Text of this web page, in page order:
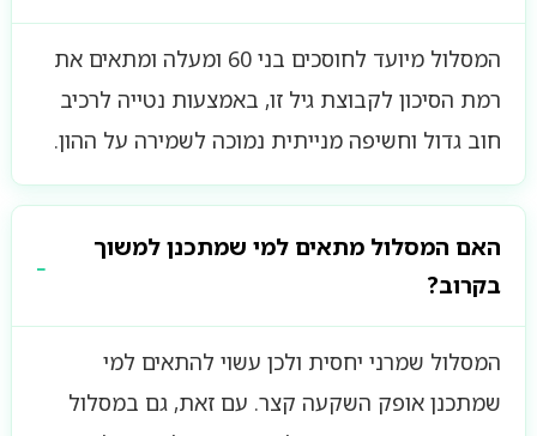
המסלול מיועד לחוסכים בני 60 ומעלה ומתאים את
רמת הסיכון לקבוצת גיל זו, באמצעות נטייה לרכיב
חוב גדול וחשיפה מנייתית נמוכה לשמירה על ההון.
האם המסלול מתאים למי שמתכנן למשוך
בקרוב?
המסלול שמרני יחסית ולכן עשוי להתאים למי
שמתכנן אופק השקעה קצר. עם זאת, גם במסלול